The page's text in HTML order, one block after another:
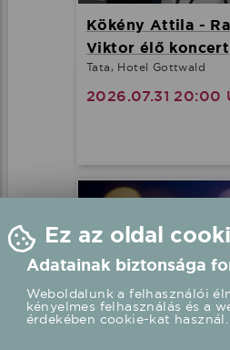
Kökény Attila -
Viktor élő koncert
Tata, Hotel Gottwald
2026.07.31 20:00
Ez az oldal
Adatainak biztonsága
Weboldalunk a felhasználói
kényelmes felhasználás és a
érdekében cookie-kat használ.